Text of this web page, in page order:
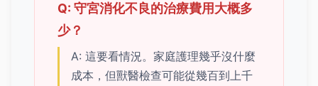
Q: 守宮消化不良的治療費用大概多
少？
A: 這要看情況。家庭護理幾乎沒什麼
成本，但獸醫檢查可能從幾百到上千